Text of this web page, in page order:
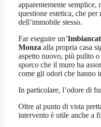
apparentemente semplice,
questione estetica, che
dell’immobile stesso.
Far eseguire un’
Monza alla propria casa
aspetto nuovo, più pulito
sporco che il muro ha
come gli odori che hanno
In particolare, l’odore di
Oltre al punto di vista
intervento è utile anche a